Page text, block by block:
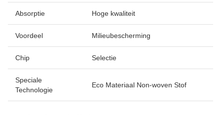
Absorptie Hoge kwaliteit
Voordeel Milieubescherming
Chip Selectie
Speciale
Technologie
Eco Materiaal Non-woven Stof